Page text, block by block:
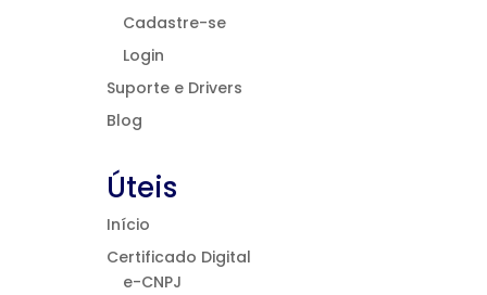
Cadastre-se
Login
Suporte e Drivers
Blog
Úteis
Início
Certificado Digital
e-CNPJ